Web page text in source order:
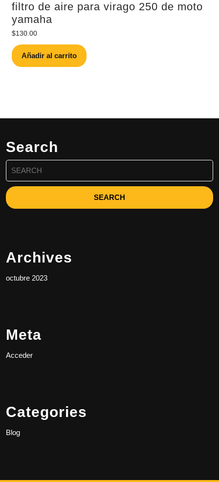
filtro de aire para virago 250 de moto
yamaha
$130.00
Añadir al carrito
Search
Search
for:
Archives
octubre 2023
Meta
Acceder
Categories
Blog